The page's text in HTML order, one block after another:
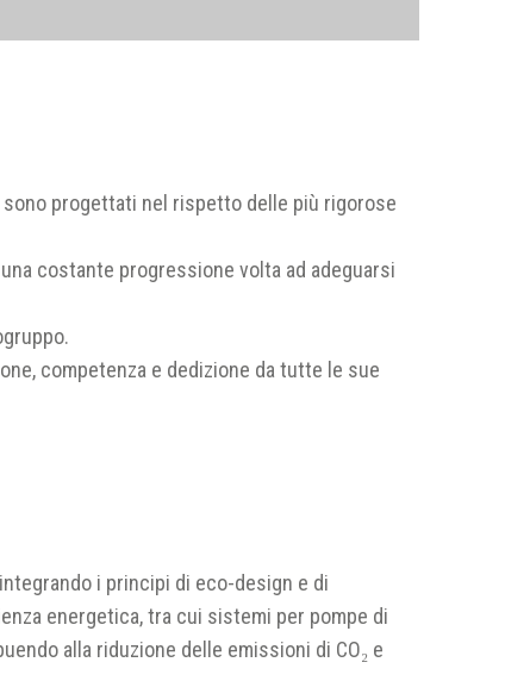
progettati nel rispetto delle più rigorose
costante progressione volta ad adeguarsi
competenza e dedizione da tutte le sue
i principi di eco-design e di
energetica, tra cui sistemi per pompe di
alla riduzione delle emissioni di CO₂ e